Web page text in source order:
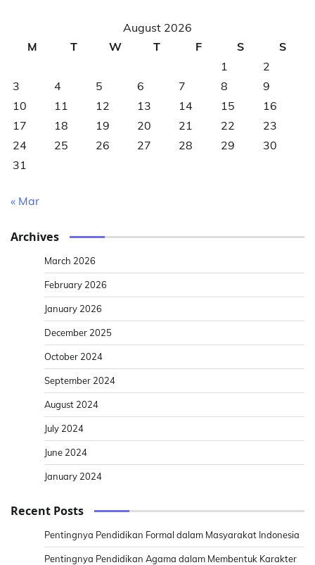
August 2026
M
T W T F S
S
1
2
3
4 5 6 7 8
9
10
11 12 13 14 15
16
17
18 19 20 21 22
23
24
25 26 27 28 29
30
31
« Mar
Archives
March 2026
February 2026
January 2026
December 2025
October 2024
September 2024
August 2024
July 2024
June 2024
January 2024
Recent Posts
Pentingnya Pendidikan Formal dalam Masyarakat Indonesia
Pentingnya Pendidikan Agama dalam Membentuk Karakter